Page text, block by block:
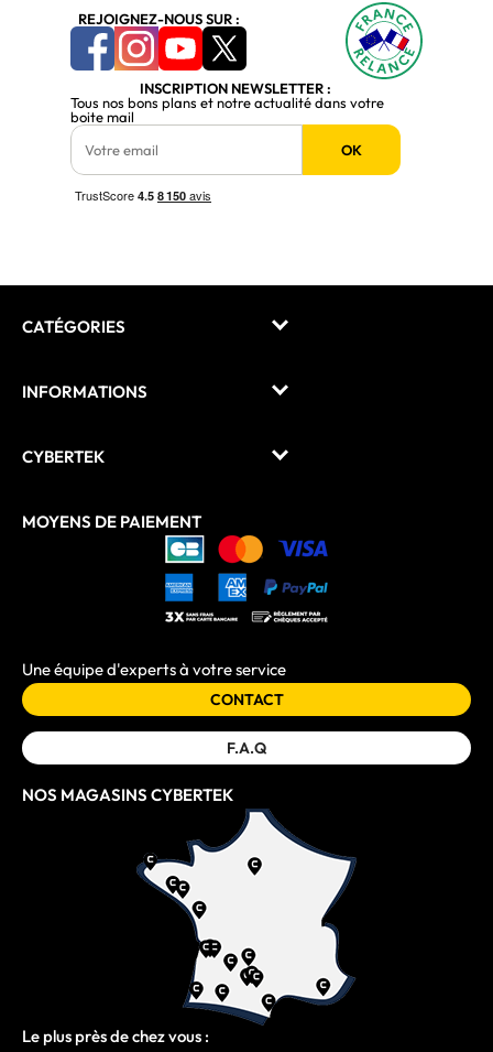
REJOIGNEZ-NOUS SUR :
INSCRIPTION NEWSLETTER :
Tous nos bons plans et notre actualité dans votre
boite mail
OK
CATÉGORIES
INFORMATIONS
CYBERTEK
MOYENS DE PAIEMENT
Une équipe d'experts à votre service
CONTACT
F.A.Q
NOS MAGASINS CYBERTEK
Le plus près de chez vous :